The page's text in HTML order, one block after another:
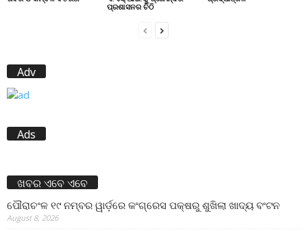
ପ୍ରଶାସନର ଚିଠି
Adv
Ads
ଖବର ଏବେ ଏବେ
ପୌରାଚଂଳ ୧୯ ନମ୍ବର ୱାର୍ଡ଼ରେ କଂଗ୍ରେସ ପକ୍ଷରୁ ଶୁଖିଲା ଖାଦ୍ୟ ବଂଟନ
August 8, 2026